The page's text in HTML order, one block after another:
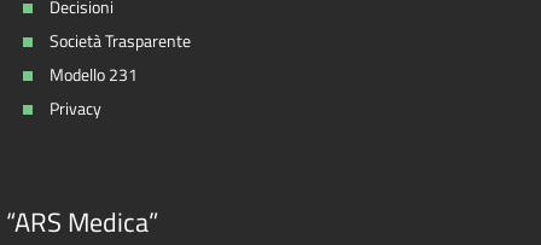
Decisioni
Società Trasparente
Modello 231
Privacy
“ARS Medica”